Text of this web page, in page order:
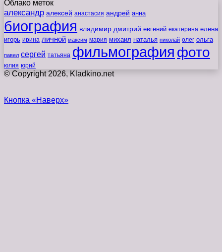
Облако меток
александр алексей анастасия андрей анна
биография владимир дмитрий евгений екатерина елена
игорь ирина личной максим мария михаил наталья николай олег ольга
павел сергей татьяна фильмография фото
юлия юрий
© Copyright 2026, Kladkino.net
Кнопка «Наверх»